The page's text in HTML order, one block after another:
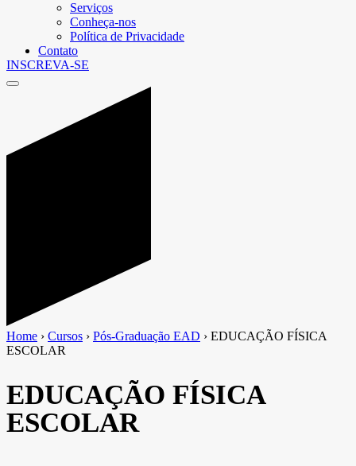
Serviços
Conheça-nos
Política de Privacidade
Contato
INSCREVA-SE
Home › Cursos › Pós-Graduação EAD › EDUCAÇÃO FÍSICA
ESCOLAR
EDUCAÇÃO FÍSICA
ESCOLAR